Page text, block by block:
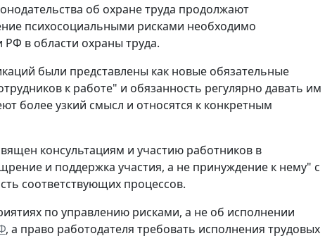
об охране труда продолжают
психосоциальными рисками необходимо
в области охраны труда.
были представлены как новые обязательные
к работе" и обязанность регулярно давать им
более узкий смысл и относятся к конкретным
консультациям и участию работников в
и поддержка участия, а не принуждение к нему" с
соответствующих процессов.
по управлению рисками, а не об исполнении
, а право работодателя требовать исполнения трудовых